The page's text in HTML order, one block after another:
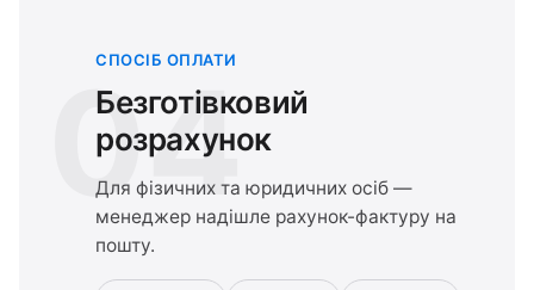
04
СПОСІБ ОПЛАТИ
Безготівковий
розрахунок
Для фізичних та юридичних осіб —
менеджер надішле рахунок-фактуру на
пошту.